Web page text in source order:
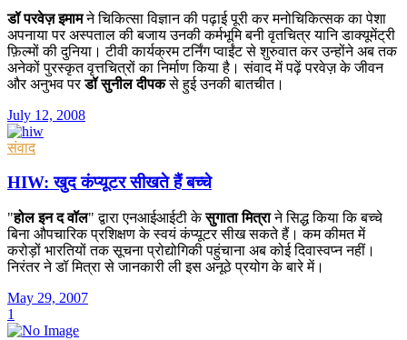
डॉ परवेज़ इमामने चिकित्सा विज्ञान की पढ़ाई पूरी कर मनोचिकित्सक का पेशा
अपनाया पर अस्पताल की बजाय उनकी कर्मभूमि बनी वृतचित्र यानि डाक्यूमेंट्री
फ़िल्मों की दुनिया। टीवी कार्यक्रम टर्निंग प्वाईंट से शुरुवात कर उन्होंने अब तक
अनेकों पुरस्कृत वृत्तचित्रों का निर्माण किया है। संवाद में पढ़ें परवेज़ के जीवन
और अनुभव परडॉ सुनील दीपकसे हुई उनकी बातचीत।
July 12, 2008
संवाद
HIW: खुद कंप्यूटर सीखते हैं बच्चे
"होल इन द वॉल" द्वारा एनआईआईटी केसुगाता मित्राने सिद्ध किया कि बच्चे
बिना औपचारिक प्रशिक्षण के स्वयं कंप्यूटर सीख सकते हैं। कम कीमत में
करोड़ों भारतियों तक सूचना प्रोद्योगिकी पहुंचाना अब कोई दिवास्वप्न नहीं।
निरंतर ने डॉ मित्रा से जानकारी ली इस अनूठे प्रयोग के बारे में।
May 29, 2007
1